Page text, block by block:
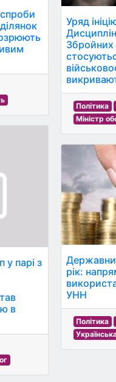
у парі з
в
Уряд
Збройних
Політика
Міністр
рік:
УНН
Політика